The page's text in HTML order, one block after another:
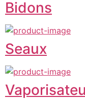
Bidons
Seaux